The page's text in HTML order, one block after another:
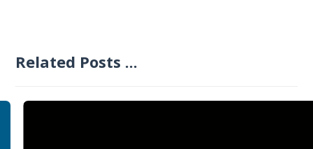
Related Posts ...